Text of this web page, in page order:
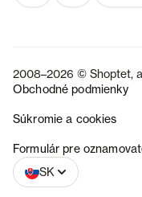
2008–2026 © Shoptet,
Obchodné podmienky
Súkromie a cookies
Formulár pre
SK